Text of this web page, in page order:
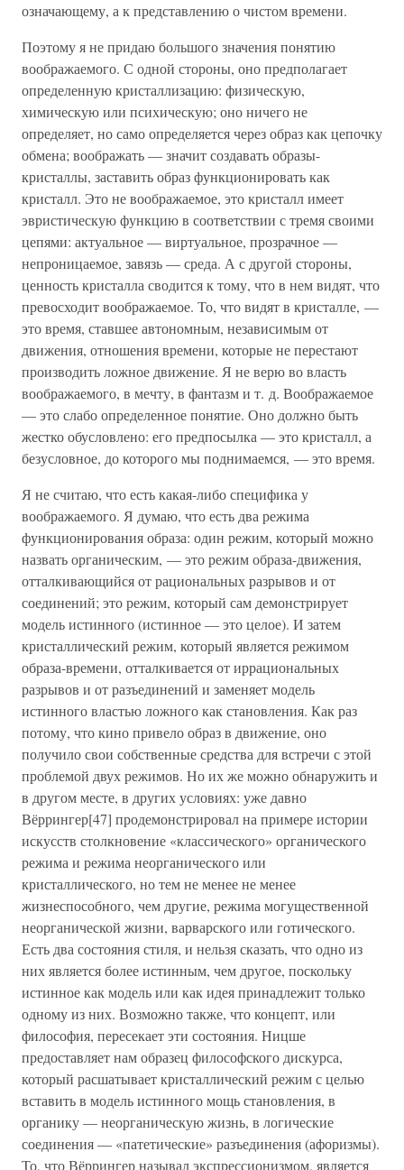
означающему, а к представлению о чистом времени.
Поэтому я не придаю большого значения понятию
воображаемого. С одной стороны, оно предполагает
определенную кристаллизацию: физическую,
химическую или психическую; оно ничего не
определяет, но само определяется через образ как цепочку
обмена; воображать — значит создавать образы-
кристаллы, заставить образ функционировать как
кристалл. Это не воображаемое, это кристалл имеет
эвристическую функцию в соответствии с тремя своими
цепями: актуальное — виртуальное, прозрачное —
непроницаемое, завязь — среда. А с другой стороны,
ценность кристалла сводится к тому, что в нем видят, что
превосходит воображаемое. То, что видят в кристалле, —
это время, ставшее автономным, независимым от
движения, отношения времени, которые не перестают
производить ложное движение. Я не верю во власть
воображаемого, в мечту, в фантазм и т. д. Воображаемое
— это слабо определенное понятие. Оно должно быть
жестко обусловлено: его предпосылка — это кристалл, а
безусловное, до которого мы поднимаемся, — это время.
Я не считаю, что есть какая-либо специфика у
воображаемого. Я думаю, что есть два режима
функционирования образа: один режим, который можно
назвать органическим, — это режим образа-движения,
отталкивающийся от рациональных разрывов и от
соединений; это режим, который сам демонстрирует
модель истинного (истинное — это целое). И затем
кристаллический режим, который является режимом
образа-времени, отталкивается от иррациональных
разрывов и от разъединений и заменяет модель
истинного властью ложного как становления. Как раз
потому, что кино привело образ в движение, оно
получило свои собственные средства для встречи с этой
проблемой двух режимов. Но их же можно обнаружить и
в другом месте, в других условиях: уже давно
Вёррингер[47] продемонстрировал на примере истории
искусств столкновение «классического» органического
режима и режима неорганического или
кристаллического, но тем не менее не менее
жизнеспособного, чем другие, режима могущественной
неорганической жизни, варварского или готического.
Есть два состояния стиля, и нельзя сказать, что одно из
них является более истинным, чем другое, поскольку
истинное как модель или как идея принадлежит только
одному из них. Возможно также, что концепт, или
философия, пересекает эти состояния. Ницше
предоставляет нам образец философского дискурса,
который расшатывает кристаллический режим с целью
вставить в модель истинного мощь становления, в
органику — неорганическую жизнь, в логические
соединения — «патетические» разъединения (афоризмы).
То, что Вёррингер называл экспрессионизмом, является